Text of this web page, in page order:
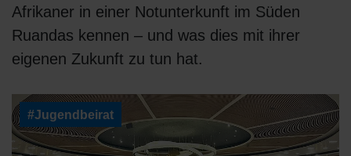
Afrikaner in einer Notunterkunft im Süden
Ruandas kennen – und was dies mit ihrer
eigenen Zukunft zu tun hat.
#Jugendbeirat